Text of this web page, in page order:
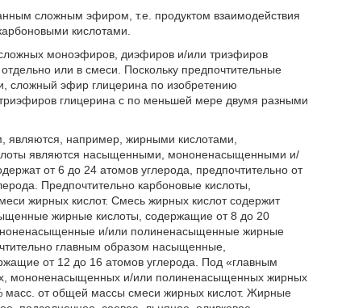
сложным эфиром, т.е. продуктом взаимодействия
кислотами.
моноэфиров, диэфиров и/или триэфиров
или в смеси. Поскольку предпочтительные
эфир глицерина по изобретению
глицерина с по меньшей мере двумя разными
являются, например, жирными кислотами,
являются насыщенными, мононенасыщенными и/
от 6 до 24 атомов углерода, предпочтительно от
Предпочтительно карбоновые кислоты,
жирных кислот. Смесь жирных кислот содержит
жирные кислоты, содержащие от 8 до 20
и/или полиненасыщенные жирные
главным образом насыщенные,
от 12 до 16 атомов углерода. Под «главным
мононенасыщенных и/или полиненасыщенных жирных
масс. от общей массы смеси жирных кислот. Жирные